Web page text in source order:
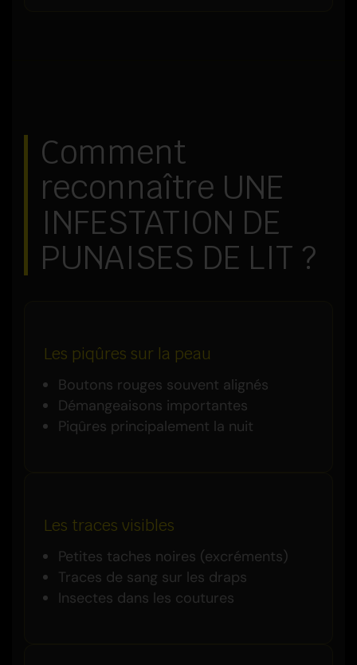
Comment
reconnaître UNE
INFESTATION DE
PUNAISES DE LIT ?
Les piqûres sur la peau
Boutons rouges souvent alignés
Démangeaisons importantes
Piqûres principalement la nuit
Les traces visibles
Petites taches noires (excréments)
Traces de sang sur les draps
Insectes dans les coutures